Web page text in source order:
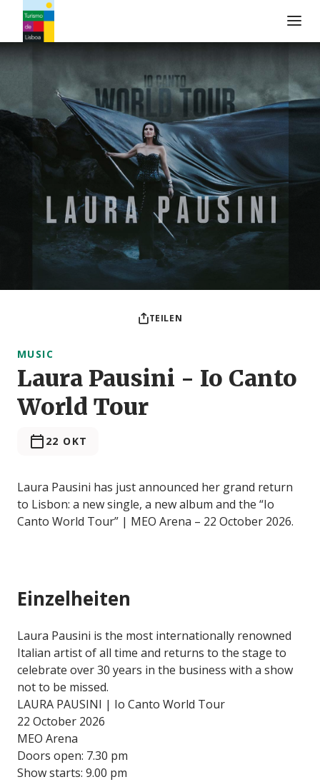
Turismo de Lisboa Logo
TEILEN
MUSIC
Laura Pausini - Io Canto
World Tour
22 OKT
Laura Pausini has just announced her grand return
to Lisbon: a new single, a new album and the “Io
Canto World Tour” | MEO Arena – 22 October 2026.
Einzelheiten
Laura Pausini is the most internationally renowned
Italian artist of all time and returns to the stage to
celebrate over 30 years in the business with a show
not to be missed.
LAURA PAUSINI | Io Canto World Tour
22 October 2026
MEO Arena
Doors open: 7.30 pm
Show starts: 9.00 pm